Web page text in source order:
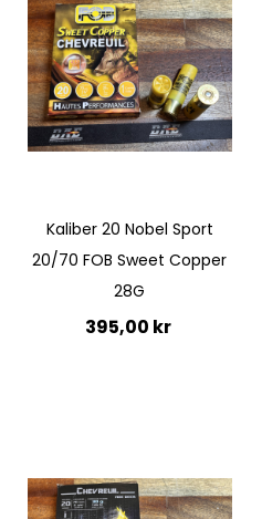
Quickview
Kaliber 20 Nobel Sport
20/70 FOB Sweet Copper
28G
395,00 kr